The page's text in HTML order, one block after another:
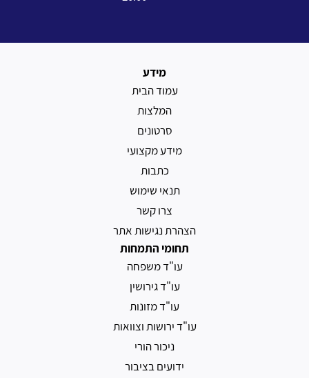
מידע
עמוד הבית
המלצות
סרטונים
מידע מקצועי
כתבות
תנאי שימוש
צרו קשר
הצהרת נגישות אתר
תחומי התמחות
עו"ד משפחה
עו"ד גירושין
עו"ד מזונות
עו"ד ירושות וצוואות
ניכור הורי
ידועים בציבור